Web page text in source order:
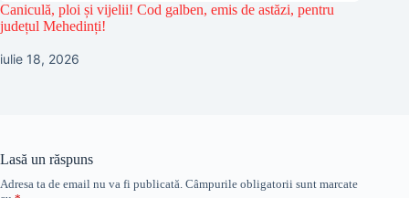
Caniculă, ploi și vijelii! Cod galben, emis de astăzi, pentru
județul Mehedinți!
iulie 18, 2026
Lasă un răspuns
Adresa ta de email nu va fi publicată. Câmpurile obligatorii sunt marcate